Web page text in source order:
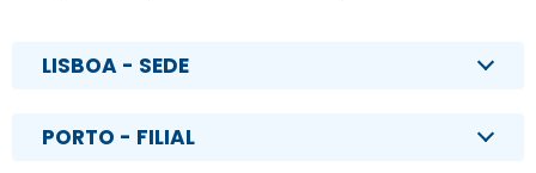
LISBOA - SEDE
PORTO - FILIAL